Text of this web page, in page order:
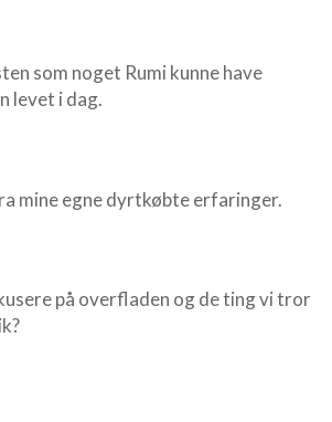
som noget Rumi kunne have
levet i dag.
mine egne dyrtkøbte erfaringer.
på overfladen og de ting vi tror